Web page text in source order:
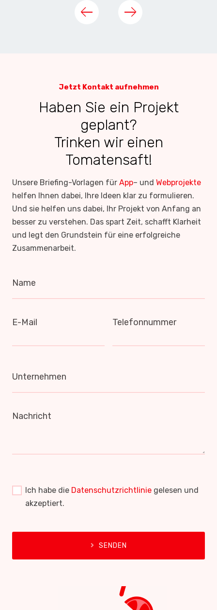
Jetzt Kontakt aufnehmen
Haben Sie ein Projekt
geplant?
Trinken wir einen
Tomatensaft!
Unsere Briefing-Vorlagen für App– und Webprojekte
helfen Ihnen dabei, Ihre Ideen klar zu formulieren.
Und sie helfen uns dabei, Ihr Projekt von Anfang an
besser zu verstehen. Das spart Zeit, schafft Klarheit
und legt den Grundstein für eine erfolgreiche
Zusammenarbeit.
Name
E-Mail Telefonnummer
Unternehmen
Nachricht
Ich habe die Datenschutzrichtlinie gelesen und
akzeptiert.
SENDEN